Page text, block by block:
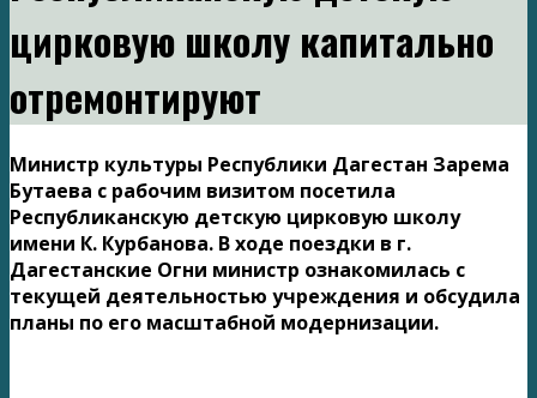
цирковую школу капитально
отремонтируют
Министр культуры Республики Дагестан Зарема
Бутаева с рабочим визитом посетила
Республиканскую детскую цирковую школу
имени К. Курбанова. В ходе поездки в г.
Дагестанские Огни министр ознакомилась с
текущей деятельностью учреждения и обсудила
планы по его масштабной модернизации.